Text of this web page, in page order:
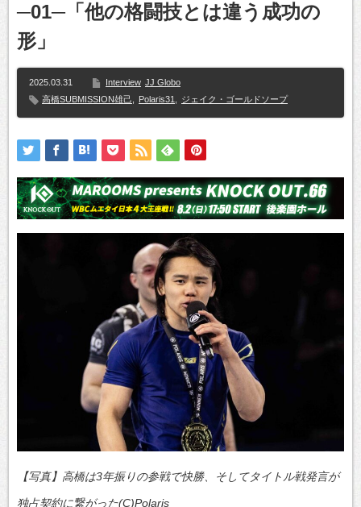
─01─「他の格闘技とは違う成功の
形」
2025.03.31 Interview JJ Globo
高橋SUBMISSION雄己
Polaris31 ジェイク・ゴールドソープ
【写真】高橋は3年振りの参戦で快勝、そしてタイトル戦発言が
独占契約に繋がった(C)Polaris